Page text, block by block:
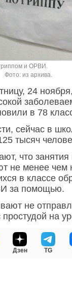
и ОРВИ.
Фото: из архива.
24
в 78
сейчас в
тысяч
что занятия
не менее чем
в классе
за помощью.
не
на
Дзен TG